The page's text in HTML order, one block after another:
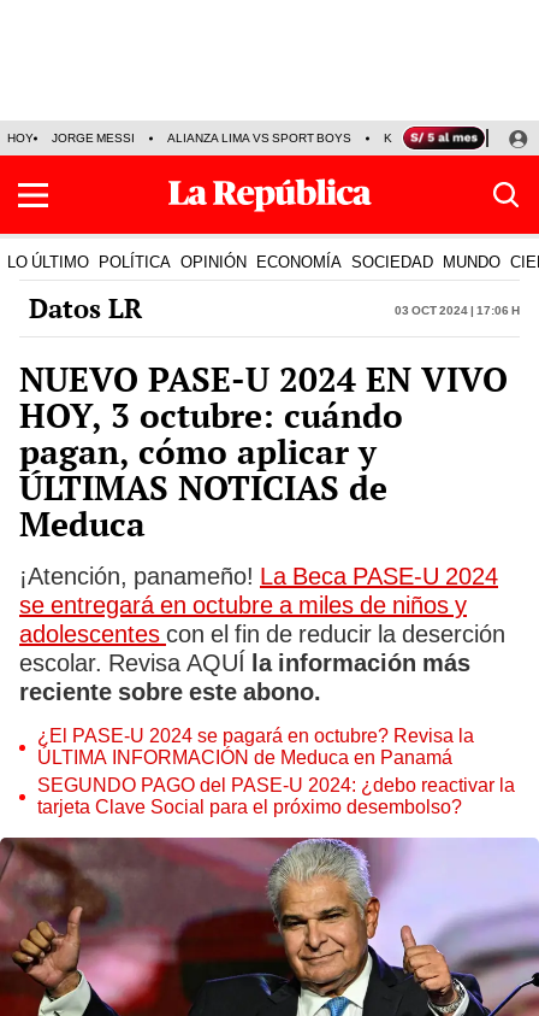
HOY JORGE MESSI ALIANZA LIMA VS SPORT BOYS KENJI FUJIMORI
LO ÚLTIMO POLÍTICA OPINIÓN ECONOMÍA SOCIEDAD MUNDO
Datos LR 03 Oct 2024 | 17:06 h
NUEVO PASE-U 2024 EN VIVO
HOY, 3 octubre: cuándo
pagan, cómo aplicar y
ÚLTIMAS NOTICIAS de
Meduca
¡Atención, panameño! La Beca PASE-U 2024
se entregará en octubre a miles de niños y
adolescentes con el fin de reducir la deserción
escolar. Revisa AQUÍ la información más
reciente sobre este abono.
¿El PASE-U 2024 se pagará en octubre? Revisa la
ÚLTIMA INFORMACIÓN de Meduca en Panamá
SEGUNDO PAGO del PASE-U 2024: ¿debo reactivar la
tarjeta Clave Social para el próximo desembolso?